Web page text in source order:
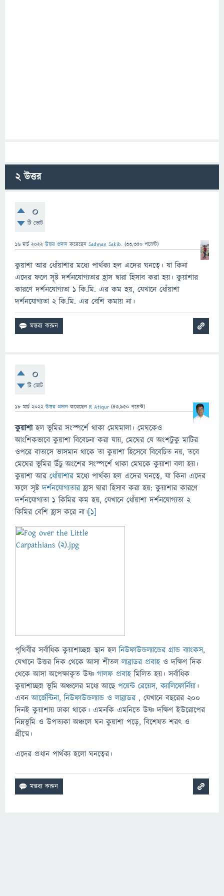
2উত্তর
0
টি ভোট
16 মার্চ 2022 উত্তর প্রদান করেছেন Sadman Sakib. (33,350 পয়েন্ট)
কুয়াশা আর ধোঁয়াশার মধ্যে পার্থক্য হল এদের ঘনত্বে। যা কিনা
এদের ফলে সৃষ্ট দর্শনযোগ্যতার হ্রাস দ্বারা হিসাব করা হয়। কুয়াশার
কারণে দর্শনযোগ্যতা ১ কি.মি. এর কম হয়, যেখানে ধোঁয়াশা
দর্শনযোগ্যতা ২ কি.মি. এর বেশি কমায় না।
0
টি ভোট
18 মার্চ 2022 উত্তর প্রদান করেছেন R Atiqur (43,950 পয়েন্ট)
কুয়াশাহল ভূমির সংস্পর্শে থাকা মেঘমালা। মেঘকেও
আংশিকভাবে কুয়াশা বিবেচনা করা যায়, মেঘের যে অংশটুকু মাটির
ওপরে বাতাসে ভাসমান থাকে তা কুয়াশা হিসেবে বিবেচিত নয়, তবে
মেঘের ভূমির উঁচু অংশের সংস্পর্শে থাকা মেঘকে কুয়াশা বলা হয়।
কুয়াশা আর ধোঁয়াশারমধ্যে পার্থক্য হল এদের ঘনত্বে, যা কিনা এদের
ফলে সৃষ্টদর্শনযোগ্যতারহ্রাস দ্বারা হিসাব করা হয়: কুয়াশার কারণে
দর্শনযোগ্যতা ১ কিমির কম হয়, যেখানে ধোঁয়াশা দর্শনযোগ্যতা ২
কিমির বেশি হ্রাস করে না।[১]
পৃথিবীর সর্বাধিক কুয়াশাচ্ছন্ন স্থান হলনিউফাউন্ডল্যান্ডের গ্রান্ড ব্যাংকস,
যেখানে উত্তর দিক থেকে আসা শীতললাব্রাডর প্রবাহও দক্ষিণ দিক
থেকে আসা অপেক্ষাকৃত উষ্ণ গালফ প্রবাহমিলিত হয়। সর্বাধিক
কুয়াশাচ্ছন্ন ভূমি অঞ্চলের মধ্যে আছে পয়েন্ট রেয়েস, ক্যালিফোর্নিয়া।
এবনআর্জেন্টিনা, নিউফাউন্ডল্যান্ড ও লাব্রাডর, যেখানে বছরের ২০০
দিনই কুয়াশায় ঢাকা থাকে। এমনকি এমনিতে উষ্ণ দক্ষিণ ইউরোপের
নিম্নভূমি ও উপত্যকা অঞ্চলে ঘন কুয়াশা পড়ে, বিশেষত শরৎ ও
গ্রীষ্মে।
এদের প্রধান পার্থক্য হলো ঘনত্বের।